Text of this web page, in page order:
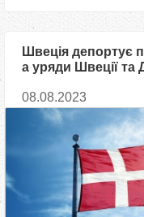
Швеція депортує
а уряди Швеції та
спалення
08.08.2023